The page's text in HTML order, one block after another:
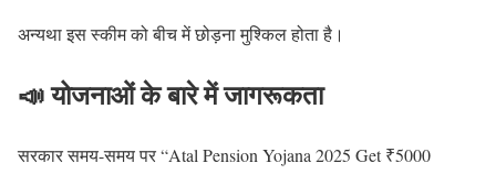
अन्यथा इस स्कीम को बीच में छोड़ना मुश्किल होता है।
📣 योजनाओं के बारे में जागरूकता
सरकार समय-समय पर “Atal Pension Yojana 2025 Get ₹5000